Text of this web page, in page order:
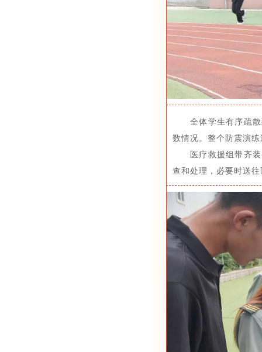
全体学生有序疏
数情况。整个防震演
医疗救援组带齐
查和处理，必要时送